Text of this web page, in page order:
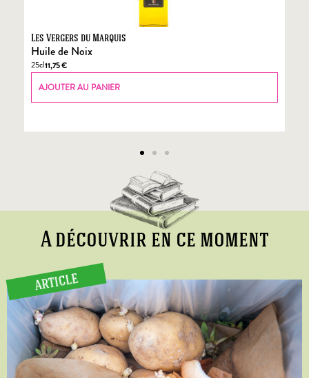
Les Vergers du Marquis
Huile de Noix
25cl11,75€
AJOUTER AU PANIER
A découvrir en ce moment
ARTICLE